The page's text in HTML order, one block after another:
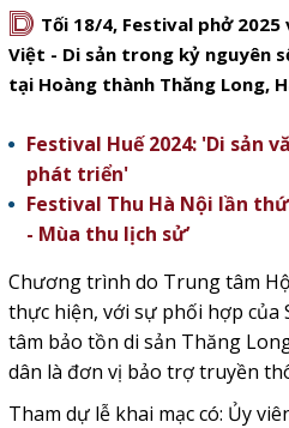
D Tối 18/4, Festival phở
Việt - Di sản trong kỷ nguyên
tại Hoàng thành Thăng Long,
Festival Huế 2024: 'Di sản
phát triển'
Festival Thu Hà Nội lần
- Mùa thu lịch sử’
Chương trình do Trung tâm
thực hiện, với sự phối hợp của
tâm bảo tồn di sản Thăng
dân là đơn vị bảo trợ truyền
Tham dự lễ khai mạc có: Ủy